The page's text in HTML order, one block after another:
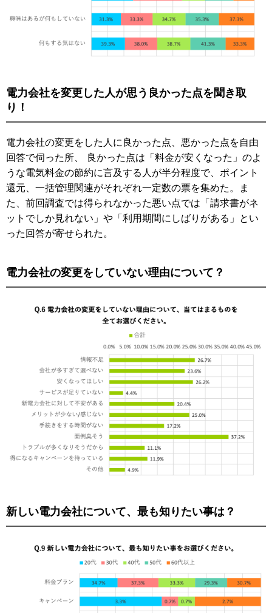
電力会社を変更した人が思う良かった点を聞き取
り！
電力会社の変更をした人に良かった点、悪かった点を自由
回答で伺った所、 良かった点は「料金が安くなった」のよ
うな電気料金の節約に言及する人が半分程度で、ポイント
還元、一括管理関連がそれぞれ一定数の票を集めた。ま
た、前回調査では得られなかった悪い点では「請求書がネ
ットでしか見れない」や「利用期間にしばりがある」とい
った回答が寄せられた。
電力会社の変更をしていない理由について？
新しい電力会社について、最も知りたい事は？